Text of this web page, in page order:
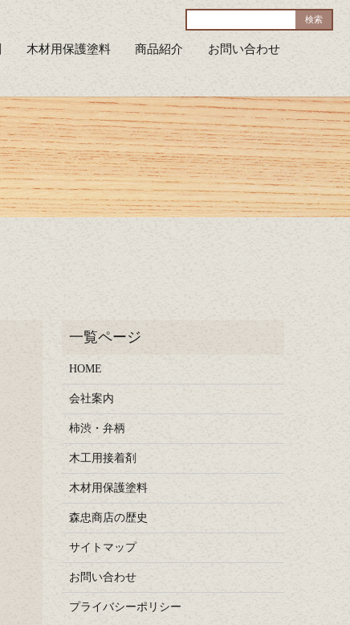
木材用保護塗料 商品紹介 お問い合わせ
HOME
会社案内
柿渋・弁柄
木工用接着剤
木材用保護塗料
森忠商店の歴史
サイトマップ
お問い合わせ
プライバシーポリシー